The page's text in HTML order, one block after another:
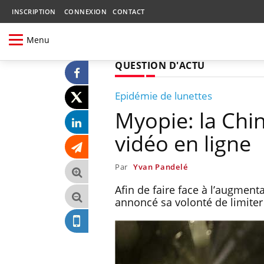
INSCRIPTION CONNEXION CONTACT
Menu
QUESTION D'ACTU
Epidémie de lunettes
Myopie: la
vidéo en ligne
Par Yvan Pandelé
Afin de faire face à
annoncé sa volonté de